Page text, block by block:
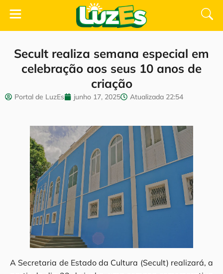
Secult realiza semana especial em
celebração aos seus 10 anos de
criação
Portal de LuzEs junho 17, 2025 Atualizada 22:54
A Secretaria de Estado da Cultura (Secult) realizará, a